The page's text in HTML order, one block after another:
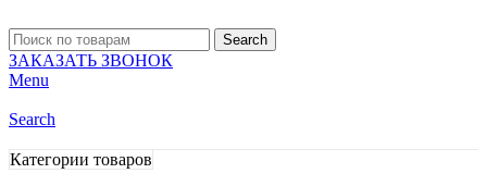
Search
ЗАКАЗАТЬ ЗВОНОК
Menu
Search
Категории товаров